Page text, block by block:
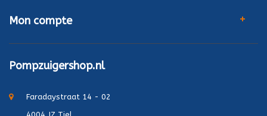
Mon compte
Pompzuigershop.nl
Faradaystraat 14 - 02